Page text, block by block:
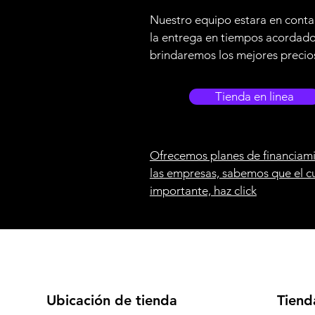
Nuestro equipo estara en
la entrega en tiempos
brindaremos los mejores
Tienda en linea
Ofrecemos planes de
las empresas, sabemos que el
importante, haz click
Ubicación de tienda